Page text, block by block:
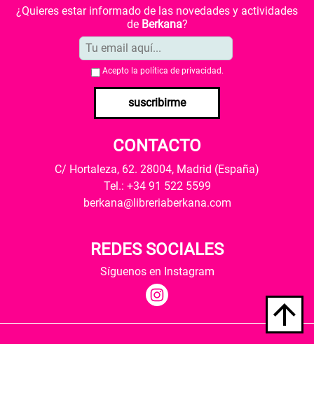
¿Quieres estar informado de las novedades y actividades
de Berkana?
Acepto la política de privacidad .
suscribirme
CONTACTO
C/ Hortaleza, 62. 28004, Madrid (España)
Tel.: +34 91 522 5599
berkana@libreriaberkana.com
REDES SOCIALES
Síguenos en Instagram